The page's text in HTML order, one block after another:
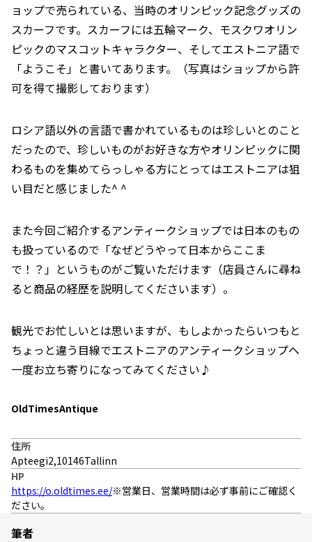
ョップで売られている、当時のオリンピック記念グッズの
スカーフです。スカーフには五輪マーク、モスクワオリン
ピックのマスコットキャラクター、そしてエストニア語で
「ようこそ」と書いてあります。（写真はショップから許
可を得て撮影しております）
ロシア語以外の言語で書かれているものは珍しいとのこと
だったので、珍しいものがお好きな方やオリンピックに関
わるものを集めてらっしゃる方にとってはエストニアは狙
い目だと感じました^ ^
また今回ご紹介するアンティークショップでは日本のもの
も扱っているので「なぜどうやって日本からここま
で！？」というものがご覧いただけます（店員さんに尋ね
ると商品の経歴を説明してくださいます）。
観光でお忙しいとは思いますが、もしよかったらいつもと
ちょっと違う目線でエストニアのアンティークショップへ
一度お立ち寄りになってみてください♪
OldTimesAntique
住所
Apteegi2,10146Tallinn
HP
https://o.oldtimes.ee/※営業日、営業時間は必ず事前にご確認く
ださい。
筆者